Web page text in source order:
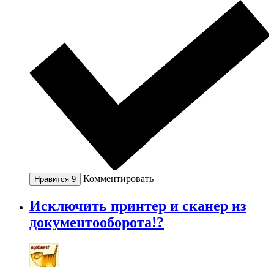
Нравится 9 Комментировать
Исключить принтер и сканер из
документооборота!?